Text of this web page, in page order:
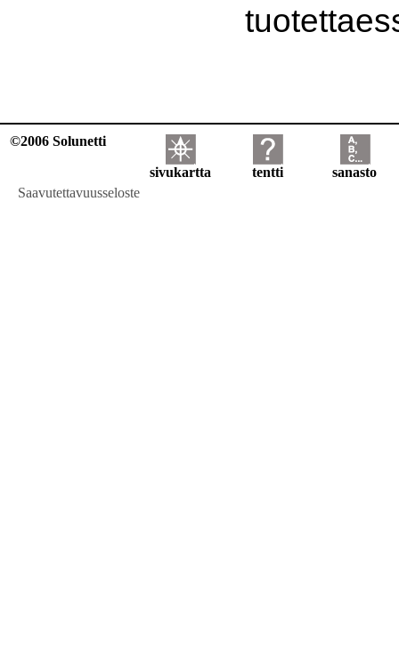
©2006 Solunetti
sivukartta tentti
sanasto
Saavutettavuusseloste